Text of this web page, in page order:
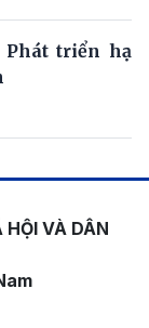
triển hạ
VÀ DÂN